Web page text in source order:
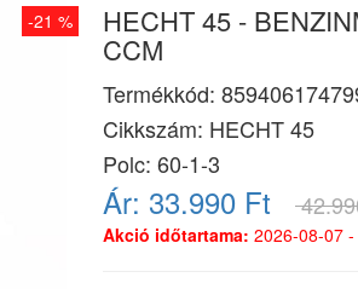
-21 % HECHT 45 -
CCM
Termékkód:
Cikkszám: HECHT 45
Polc: 60-1-3
Ár: 33.990 Ft
Akció időtartama: 2026-08-07